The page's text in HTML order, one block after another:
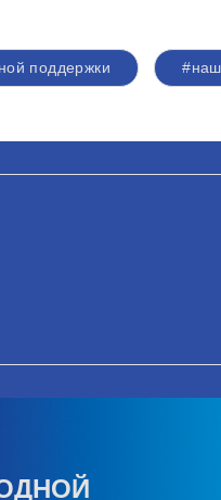
поддержки